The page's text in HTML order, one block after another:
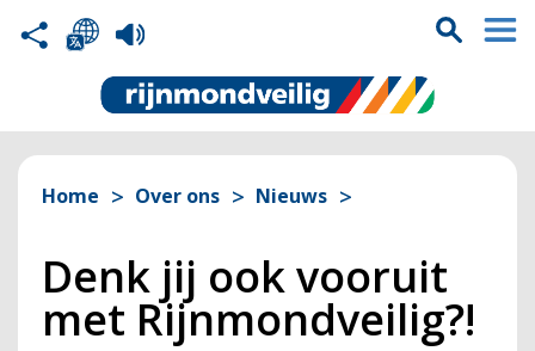
Home Over ons Nieuws
Denk jij ook vooruit
met Rijnmondveilig?!